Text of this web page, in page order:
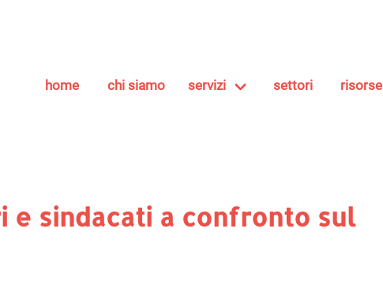
home chi siamo servizi settori risorse
e sindacati a confronto sul